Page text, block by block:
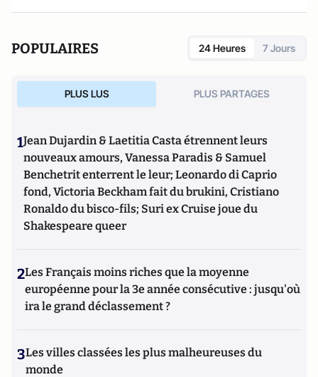
POPULAIRES 24 Heures 7 Jours
PLUS LUS PLUS PARTAGES
1Jean Dujardin & Laetitia Casta étrennent leurs
nouveaux amours, Vanessa Paradis & Samuel
Benchetrit enterrent le leur; Leonardo di Caprio
fond, Victoria Beckham fait du brukini, Cristiano
Ronaldo du bisco-fils; Suri ex Cruise joue du
Shakespeare queer
2Les Français moins riches que la moyenne
européenne pour la 3e année consécutive : jusqu'où
ira le grand déclassement ?
3Les villes classées les plus malheureuses du
monde